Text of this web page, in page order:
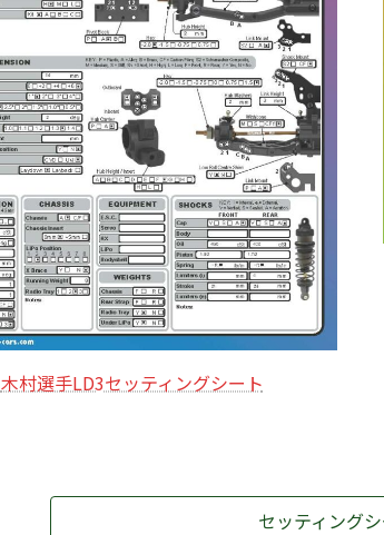
木村選手LD3セッティングシート
セッティング